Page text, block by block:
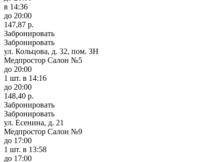
в 14:36
до 20:00
147,87 р.
Забронировать
Забронировать
ул. Кольцова, д. 32, пом. 3Н
Медпростор Салон №5
до 20:00
1 шт. в 14:16
до 20:00
148,40 р.
Забронировать
Забронировать
ул. Есенина, д. 21
Медпростор Салон №9
до 17:00
1 шт. в 13:58
до 17:00